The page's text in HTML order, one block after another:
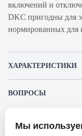
включений и
DKC пригодны для
нормированных для
ХАРАКТЕРИСТИКИ
Производитель
ВОПРОСЫ
Представленные
Мы